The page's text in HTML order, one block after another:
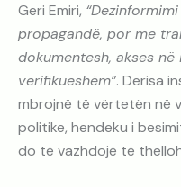
Geri Emiri,
propagandë, por me
dokumentesh, akses
verifikueshëm”. Derisa
mbrojnë të vërtetën në
politike, hendeku i
do të vazhdojë të